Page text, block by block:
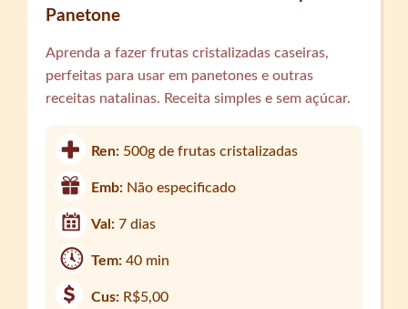
Panetone
Aprenda a fazer frutas cristalizadas caseiras,
perfeitas para usar em panetones e outras
receitas natalinas. Receita simples e sem açúcar.
Ren: 500g de frutas cristalizadas
Emb: Não especificado
Val:7 dias
Tem:40 min
Cus: R$5,00